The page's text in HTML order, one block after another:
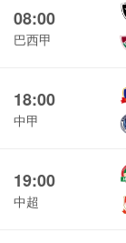
08:00
巴西甲
18:00
中甲
19:00
中超